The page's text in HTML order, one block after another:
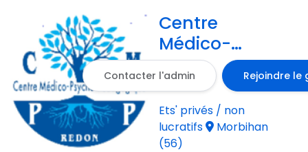
Centre
Médico-
Psycho-
Pédagogique
de Redon
Contacter l'admin Rejoindre le
Ets' privés / non
lucratifs
Morbihan
(56)